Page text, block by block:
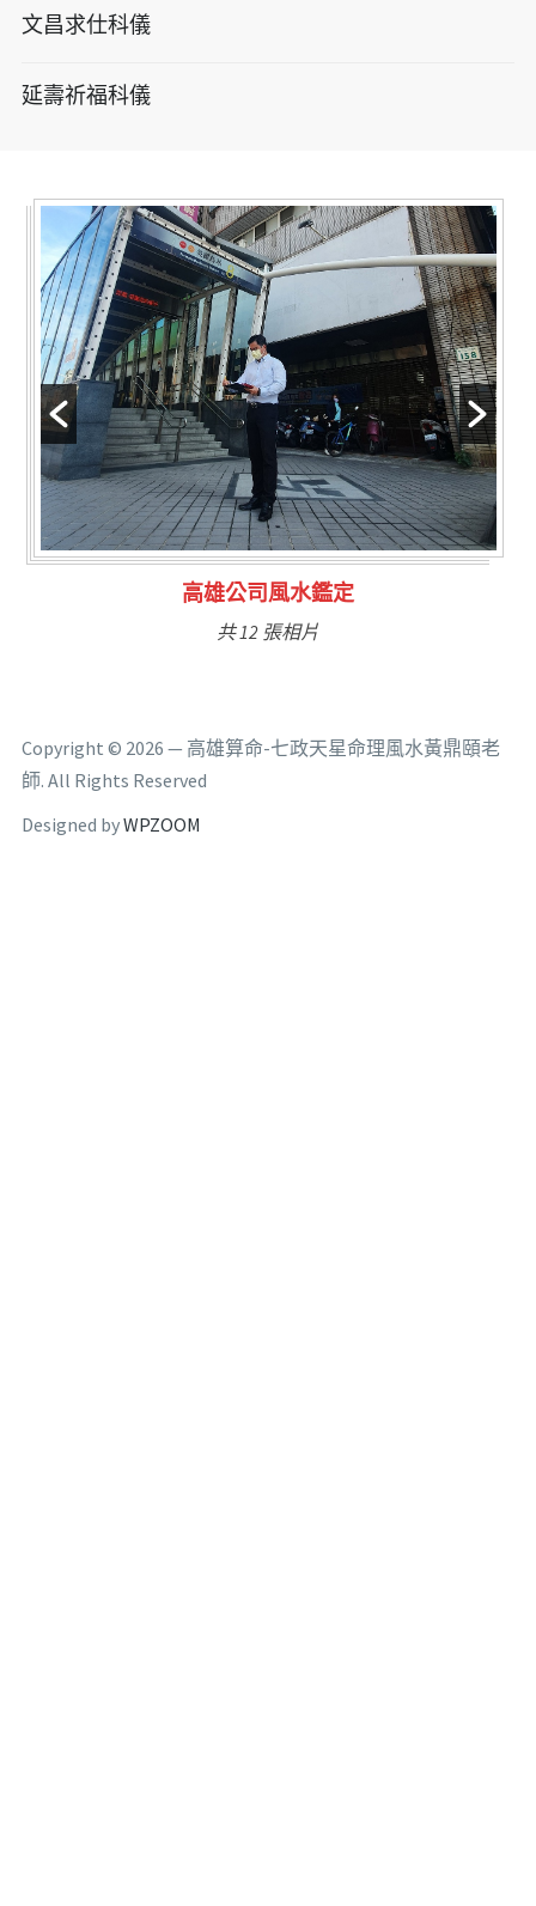
文昌求仕科儀
延壽祈福科儀
林氏福主量子生基造命
共 6 張相片
Copyright © 2026 — 高雄算命-七政天星命理風水黃鼎頤老
師. All Rights Reserved
Designed byWPZOOM